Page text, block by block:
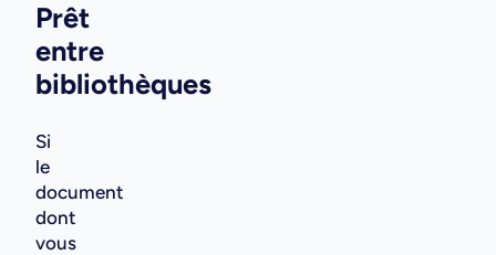
Prêt
entre
bibliothèques
Si
le
document
dont
vous